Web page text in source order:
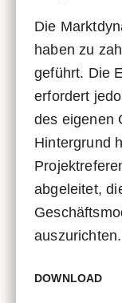
Die
haben zu
geführt. Die
erfordert
des eigenen
Hintergrund
abgeleitet,
auszurichten.
DOWNLOAD